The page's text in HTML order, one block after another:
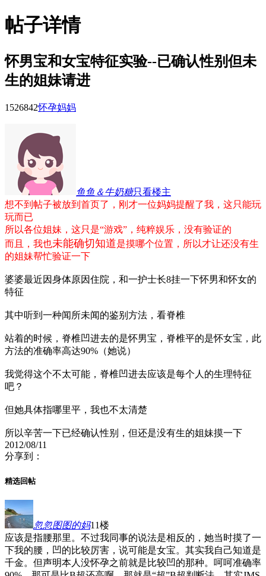
帖子详情
怀男宝和女宝特征实验--已确认性别但未
生的姐妹请进
1526842怀孕妈妈
鱼鱼＆牛奶糖只看楼主
想不到帖子被放到首页了，刚才一位妈妈提醒了我，这只能玩
玩而已
所以各位姐妹，这只是“游戏”，纯粹娱乐，没有验证的
而且，我也未能确切知道是摸哪个位置，所以才让还没有生
的姐妹帮忙验证一下
婆婆最近因身体原因住院，和一护士长8挂一下怀男和怀女的
特征
其中听到一种闻所未闻的鉴别方法，看脊椎
站着的时候，脊椎凹进去的是怀男宝，脊椎平的是怀女宝，此
方法的准确率高达90%（她说）
我觉得这个不太可能，脊椎凹进去应该是每个人的生理特征
吧？
但她具体指哪里平，我也不太清楚
所以辛苦一下已经确认性别，但还是没有生的姐妹摸一下
2012/08/11
分享到：
精选回帖
忽忽图图的妈11楼
应该是指腰那里。不过我同事的说法是相反的，她当时摸了一
下我的腰，凹的比较厉害，说可能是女宝。其实我自己知道是
千金。但声明本人没怀孕之前就是比较凹的那种。呵呵准确率